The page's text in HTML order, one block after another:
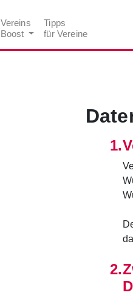
Vereins
Boost
Tipps
für Vereine